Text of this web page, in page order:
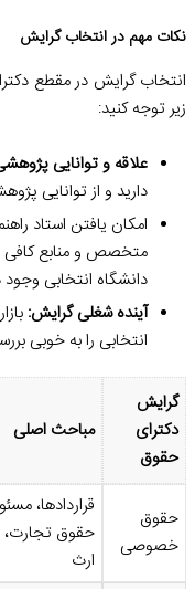
نکات مهم در انتخاب گرایش
انتخاب گرایش در مقطع
زیر توجه کنید:
علاقه و توانایی
دارید و از توانایی
امکان یافتن استاد
متخصص و منابع کافی
دانشگاه انتخابی وجود
آینده شغلی گرایش:
انتخابی را به خوبی
گرایش
دکترای
حقوق
مباحث اصلی
حقوق
خصوصی
قراردادها،
حقوق تجارت،
ارث